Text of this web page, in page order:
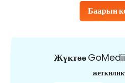
Баарын
ЖүктөөGoMedii